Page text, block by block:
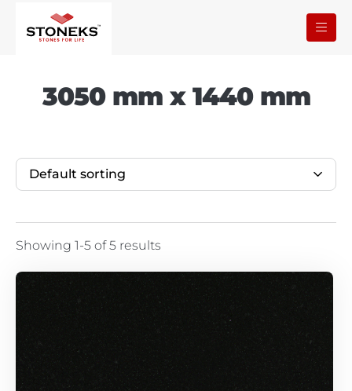
3050 mm x 1440 mm
Default sorting
Showing 1-5 of 5 results